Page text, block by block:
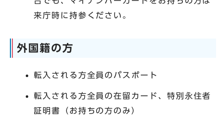
来庁時に持参ください。
外国籍の方
転入される方全員のパスポート
転入される方全員の在留カード、特別永住者
証明書（お持ちの方のみ）